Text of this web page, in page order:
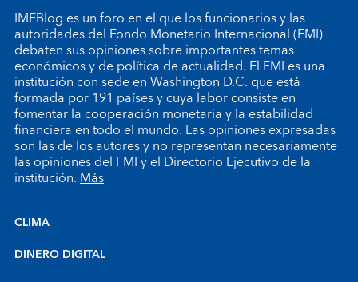
IMFBlog es un foro en el que los funcionarios y las
autoridades del Fondo Monetario Internacional (FMI)
debaten sus opiniones sobre importantes temas
económicos y de política de actualidad. El FMI es una
institución con sede en Washington D.C. que está
formada por 191 países y cuya labor consiste en
fomentar la cooperación monetaria y la estabilidad
financiera en todo el mundo. Las opiniones expresadas
son las de los autores y no representan necesariamente
las opiniones del FMI y el Directorio Ejecutivo de la
institución.Más
CLIMA
DINERO DIGITAL